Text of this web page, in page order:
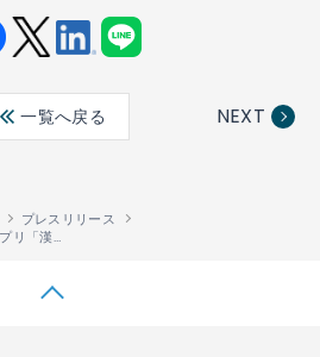
ter
edin
一覧へ戻る NEXT
プレスリリース
共同印刷グループの漢検公式アプリ「漢検ラーニング」に、ACCESSのEPUB 3対応電子出版ソリューション「PUBLUS